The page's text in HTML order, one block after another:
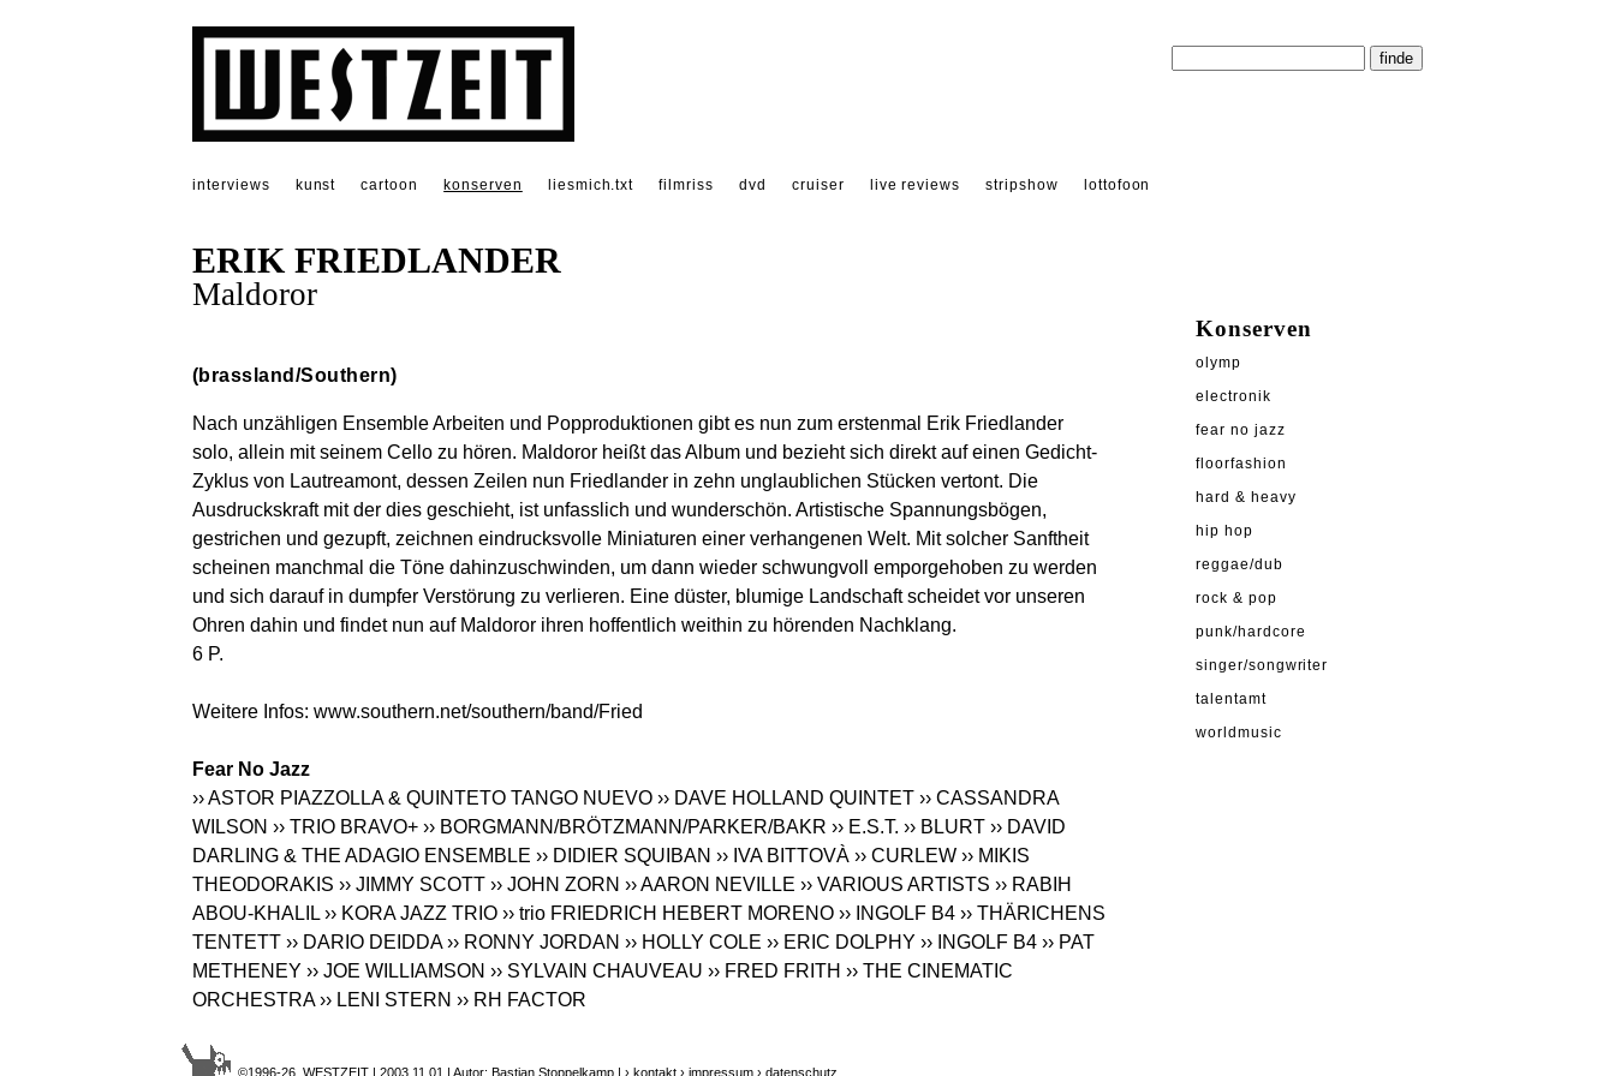
interviews kunst cartoon konserven liesmich.txt filmriss dvd cruiser live reviews stripshow lottofoon
ERIK FRIEDLANDER
Maldoror
(brassland/Southern)
Nach unzähligen Ensemble Arbeiten und Popproduktionen gibt es nun zum erstenmal Erik Friedlander
solo, allein mit seinem Cello zu hören. Maldoror heißt das Album und bezieht sich direkt auf einen Gedicht-
Zyklus von Lautreamont, dessen Zeilen nun Friedlander in zehn unglaublichen Stücken vertont. Die
Ausdruckskraft mit der dies geschieht, ist unfasslich und wunderschön. Artistische Spannungsbögen,
gestrichen und gezupft, zeichnen eindrucksvolle Miniaturen einer verhangenen Welt. Mit solcher Sanftheit
scheinen manchmal die Töne dahinzuschwinden, um dann wieder schwungvoll emporgehoben zu werden
und sich darauf in dumpfer Verstörung zu verlieren. Eine düster, blumige Landschaft scheidet vor unseren
Ohren dahin und findet nun auf Maldoror ihren hoffentlich weithin zu hörenden Nachklang.
6 P.
Weitere Infos: www.southern.net/southern/band/Fried
Fear No Jazz
›› ASTOR PIAZZOLLA & QUINTETO TANGO NUEVO ›› DAVE HOLLAND QUINTET ›› CASSANDRA
WILSON ›› TRIO BRAVO+ ›› BORGMANN/BRÖTZMANN/PARKER/BAKR ›› E.S.T. ›› BLURT ›› DAVID
DARLING & THE ADAGIO ENSEMBLE ›› DIDIER SQUIBAN ›› IVA BITTOVÀ ›› CURLEW ›› MIKIS
THEODORAKIS ›› JIMMY SCOTT ›› JOHN ZORN ›› AARON NEVILLE ›› VARIOUS ARTISTS ›› RABIH
ABOU-KHALIL ›› KORA JAZZ TRIO ›› trio FRIEDRICH HEBERT MORENO ›› INGOLF B4 ›› THÄRICHENS
TENTETT ›› DARIO DEIDDA ›› RONNY JORDAN ›› HOLLY COLE ›› ERIC DOLPHY ›› INGOLF B4 ›› PAT
METHENEY ›› JOE WILLIAMSON ›› SYLVAIN CHAUVEAU ›› FRED FRITH ›› THE CINEMATIC
ORCHESTRA ›› LENI STERN ›› RH FACTOR
©1996-26 WESTZEIT | 2003.11.01 | Autor: Bastian Stoppelkamp | › kontakt › impressum › datenschutz
Konserven
olymp
electronik
fear no jazz
floorfashion
hard & heavy
hip hop
reggae/dub
rock & pop
punk/hardcore
singer/songwriter
talentamt
worldmusic